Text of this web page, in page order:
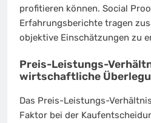
profitieren können. Social
Erfahrungsberichte tragen
objektive Einschätzungen zu
Preis-Leistungs-
wirtschaftliche
Das Preis-Leistungs-
Faktor bei der